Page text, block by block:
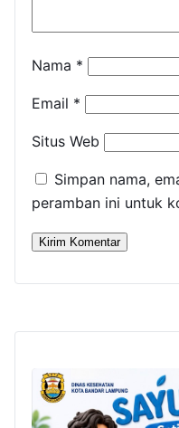
Nama *
Email *
Situs Web
Simpan nama,
peramban ini untuk